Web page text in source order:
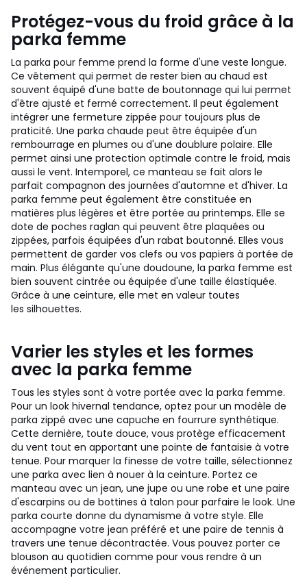
Protégez-vous du froid grâce à la
parka femme
La parka pour femme prend la forme d'une veste longue.
Ce vêtement qui permet de rester bien au chaud est
souvent équipé d'une batte de boutonnage qui lui permet
d'être ajusté et fermé correctement. Il peut également
intégrer une fermeture zippée pour toujours plus de
praticité. Une parka chaude peut être équipée d'un
rembourrage en plumes ou d'une doublure polaire. Elle
permet ainsi une protection optimale contre le froid, mais
aussi le vent. Intemporel, ce manteau se fait alors le
parfait compagnon des journées d'automne et d'hiver. La
parka femme peut également être constituée en
matières plus légères et être portée au printemps. Elle se
dote de poches raglan qui peuvent être plaquées ou
zippées, parfois équipées d'un rabat boutonné. Elles vous
permettent de garder vos clefs ou vos papiers à portée de
main. Plus élégante qu'une doudoune, la parka femme est
bien souvent cintrée ou équipée d'une taille élastiquée.
Grâce à une ceinture, elle met en valeur toutes
les silhouettes.
Varier les styles et les formes
avec la parka femme
Tous les styles sont à votre portée avec la parka femme.
Pour un look hivernal tendance, optez pour un modèle de
parka zippé avec une capuche en fourrure synthétique.
Cette dernière, toute douce, vous protège efficacement
du vent tout en apportant une pointe de fantaisie à votre
tenue. Pour marquer la finesse de votre taille, sélectionnez
une parka avec lien à nouer à la ceinture. Portez ce
manteau avec un jean, une jupe ou une robe et une paire
d'escarpins ou de bottines à talon pour parfaire le look. Une
parka courte donne du dynamisme à votre style. Elle
accompagne votre jean préféré et une paire de tennis à
travers une tenue décontractée. Vous pouvez porter ce
blouson au quotidien comme pour vous rendre à un
événement particulier.